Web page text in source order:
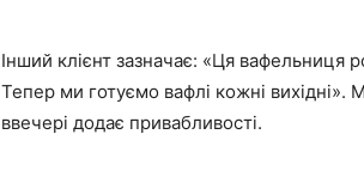
Інший клієнт зазначає: «Ця вафельниця
Тепер ми готуємо вафлі кожні вихідні».
ввечері додає привабливості.